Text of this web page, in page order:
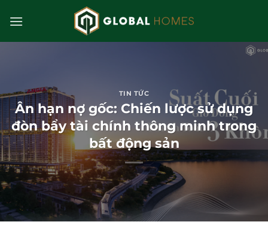
qua
TIN TỨC
Ân hạn nợ gốc: Chiến lược sử dụng
đòn bẩy tài chính thông minh trong
bất động sản